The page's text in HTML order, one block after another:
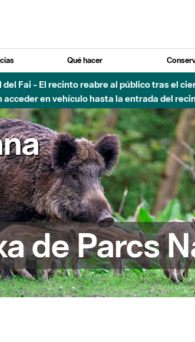
Qué hacer
Fai - El recinto reabre al público tras el
en vehículo hasta la entrada del
de Parcs